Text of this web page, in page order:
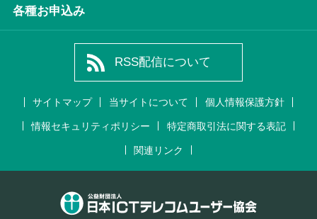
各種お申込み
RSS配信について
サイトマップ 当サイトについて 個人情報保護方針
情報セキュリティポリシー 特定商取引法に関する表記
関連リンク